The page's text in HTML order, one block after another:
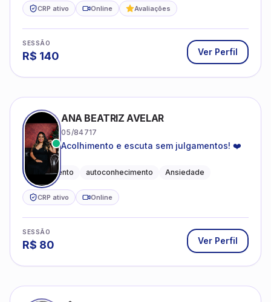
CRP ativo Online Avaliações
SESSÃO
R$ 140 Ver Perfil
ANA BEATRIZ AVELAR
05/84717
Acolhimento e escuta sem julgamentos! ❤️
Acolhimento autoconhecimento Ansiedade
CRP ativo Online
SESSÃO
R$ 80 Ver Perfil